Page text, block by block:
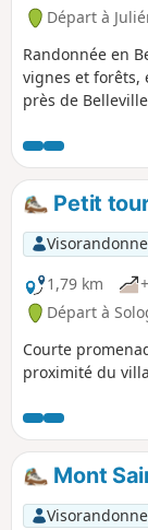
Départ à
Randonnée en
vignes et forêts,
près de
descriptif).
Petit
1,79 km
Départ à
Courte
proximité du
Mont